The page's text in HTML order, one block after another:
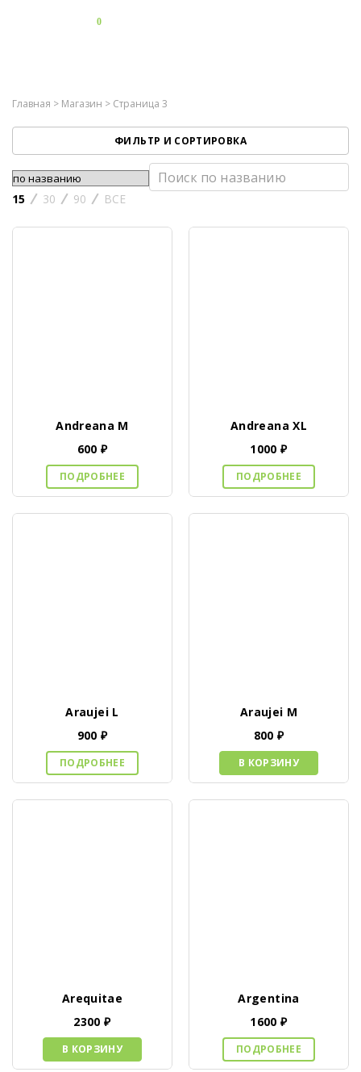
0
Главная > Магазин > Страница 3
ФИЛЬТР И СОРТИРОВКА
15 30 90 ВСЕ
Andreana M
600₽
ПОДРОБНЕЕ
Andreana XL
1000₽
ПОДРОБНЕЕ
Araujei L
900₽
ПОДРОБНЕЕ
Araujei M
800₽
В КОРЗИНУ
Arequitae
2300₽
В КОРЗИНУ
Argentina
1600₽
ПОДРОБНЕЕ